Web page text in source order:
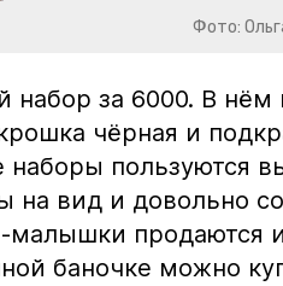
Фото:
за 6000. В нём
чёрная и
наборы пользуются
на вид и довольно
малышки продаются
баночке можно